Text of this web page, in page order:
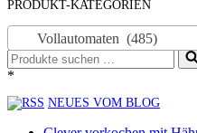
PRODUKT-KATEGORIEN
Vollautomaten (485)
Suchen
nach …
*
NEUES VOM BLOG